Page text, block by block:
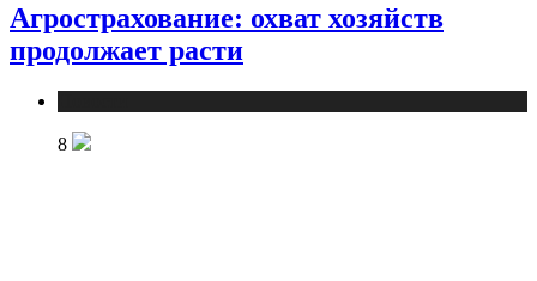
Агрострахование: охват хозяйств
продолжает расти
8